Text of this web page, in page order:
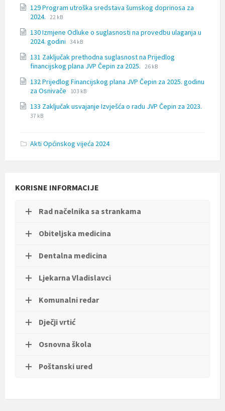
docx
129 Program utroška sredstava šumskog doprinosa za
2024. File
docx
File
22 kB
130 Izmjene Odluke o suglasnosti na provedbu ulaganja u
2024. godini File
docx
File
34 kB
131 Zaključak prethodna suglasnost na Prijedlog
financijskog plana JVP Čepin za 2025. File
docx
File
26 kB
132 Prijedlog Financijskog plana JVP Čepin za 2025. godinu
za Osnivače
File
docx
File
103 kB
133 Zaključak usvajanje Izvješća o radu JVP Čepin za 2023.
File
File
37 kB
Akti Općinskog vijeća 2024
KORISNE INFORMACIJE
Rad načelnika sa strankama
Obiteljska medicina
Dentalna medicina
Ljekarna Vladislavci
Komunalni redar
Dječji vrtić
Osnovna škola
Poštanski ured